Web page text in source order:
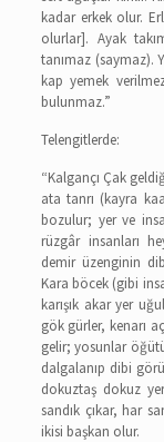
kadar erkek olur.
olurlar]. Ayak
tanımaz (saymaz).
kap yemek
bulunmaz.”
Telengitlerde:
“Kalgançı Çak
ata tanrı (kayra
bozulur; yer ve
rüzgâr insanları
demir üzenginin
Kara böcek (gibi
karışık akar yer
gök gürler, kenarı
gelir; yosunlar
dalgalanıp dibi
dokuztaş dokuz
sandık çıkar, har
ikisi başkan olur.